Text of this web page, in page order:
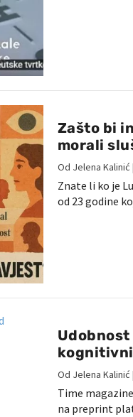
Zašto bi
morali
Od Jelena Kalinić |
Znate li ko je
od 23 godine
Udobnost
Od Jelena Kalinić |
Time
na preprint